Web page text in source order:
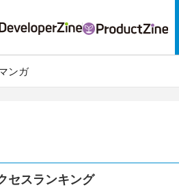
ンガ
セスランキング